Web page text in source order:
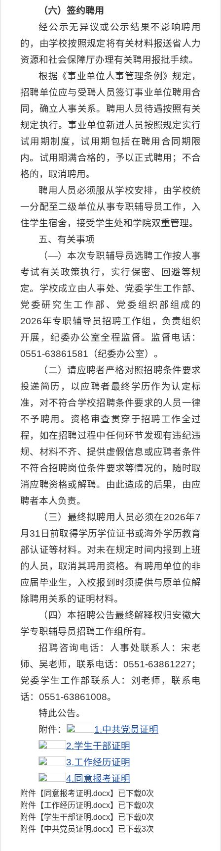
（六）签约聘用
经公示无异议或公示结果不影响聘用
的，由学校按照规定将有关材料报送省人力
资源和社会保障厅办理有关聘用报批手续。
根据《事业单位人事管理条例》规定，
招聘单位应与受聘人员签订事业单位聘用合
同，确立人事关系。聘用人员待遇按照有关
规定执行。事业单位新进人员按照规定实行
试用期制度，试用期包括在聘用合同期限
内。试用期满合格的，予以正式聘用；不合
格的，取消聘用。
聘用人员必须服从学校安排，由学校统
一分配至二级单位从事专职辅导员工作，入
住学生宿舍，接受学生处和学院双重管理。
五、有关事项
（—）本次专职辅导员选聘工作按人事
考试有关政策执行，实行保密、回避等规
定。学校成立由人事处、党委学生工作部、
党委研究生工作部、党委组织部组成的
2026年专职辅导员招聘工作组，负责组织
开展，纪委办公室全程监督。监督电话：
0551-63861581（纪委办公室）。
（二）请应聘者严格对照招聘条件要求
投递简历，以应聘者最终学历作为认定标
准，对不符合学校招聘条件要求的人员一律
不予聘用。资格审查贯穿于招聘工作全过
程，如在招聘过程中任何环节发现有违纪违
规、材料不齐、提供虚假信息或应聘者条件
不符合招聘岗位条件要求等情况的，随时取
消应聘资格或解聘。由此造成的后果，由应
聘者本人负责。
（三）最终拟聘用人员必须在2026年7
月31日前取得学历学位证书或海外学历教育
部认证等材料。对未在规定时间内报到上班
的人员，取消其聘用资格。有聘用单位的非
应届毕业生，入校报到时须提供与原单位解
除聘用关系的证明材料。
（四）本招聘公告最终解释权归安徽大
学专职辅导员招聘工作组所有。
招聘咨询电话：人事处联系人：宋老
师、吴老师，联系电话：0551-63861227；
党委学生工作部联系人：刘老师，联系电
话：0551-63861008。
特此公告。
附件：
1.中共党员证明
2.学生干部证明
3.工作经历证明
4.同意报考证明
附件【 同意报考证明.docx】已下载0次
附件【工作经历证明.docx】已下载0次
附件【学生干部证明.docx】已下载0次
附件【中共党员证明.docx】已下载3次